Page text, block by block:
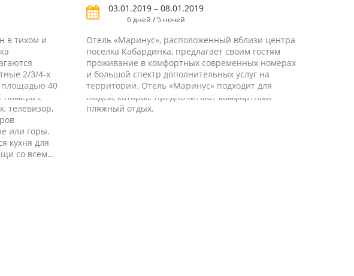
в тихом и
2/3/4-х
площадью 40
номера с
телевизор,
или горы.
кухня для
со всем
03.01.2019 – 08.01.2019
6 дней / 5 ночей
Отель «Маринус», расположенный вблизи центра
поселка Кабардинка, предлагает своим гостям
проживание в комфортных современных номерах
и большой спектр дополнительных услуг на
территории. Отель «Маринус» подходит для
людей, которые предпочитают комфортный
пляжный отдых.